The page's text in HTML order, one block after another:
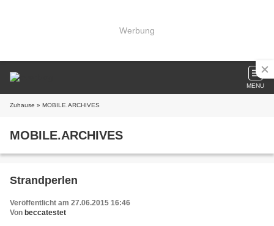
Werbung
MENU
Zuhause » MOBILE.ARCHIVES
MOBILE.ARCHIVES
Strandperlen
Veröffentlicht am 27.06.2015 16:46
Von beccatestet